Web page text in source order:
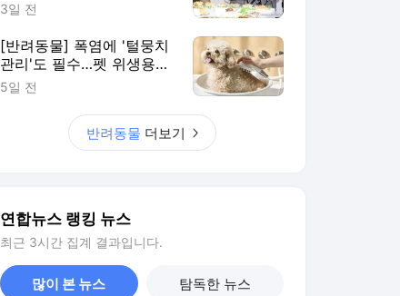
까지 세분화
3일 전
[반려동물] 폭염에 '털뭉치
관리'도 필수…펫 위생용품
시장 커진다
5일 전
반려동물 더보기
연합뉴스 랭킹 뉴스
최근 3시간 집계 결과입니다.
많이 본 뉴스 탐독한 뉴스